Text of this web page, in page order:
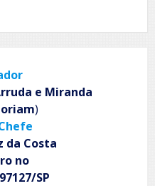
e Miranda
)
da Costa
no
SP